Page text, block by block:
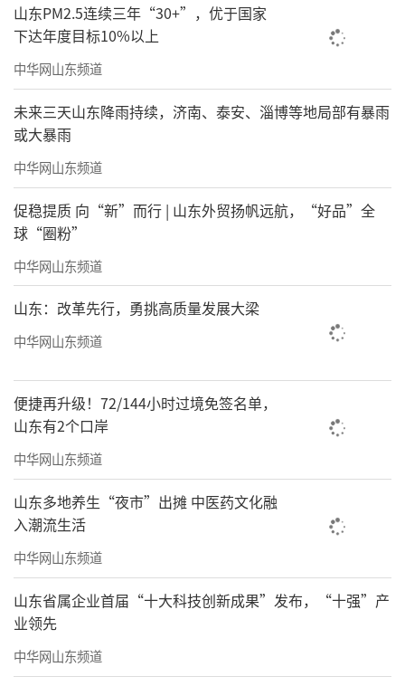
截至2026年5月底，山姆在国内一共开了67
家店，其中南方城县有57家，北方城市有10
家。
其实早在前几年，山姆就在吉林长春开过
一家，但因为经营不善关闭了，北方的零售市
场一直没给到山姆闷声发大财的机会，毕竟北
方的消费者比较务实，光是会员费就能劝退很
多人了!
所以山姆在北方可以说没开多少家店，目
前北方的城市，也就是北京、沈阳、大连和天
津，这几个城市加起来就8家，现在加上青岛和
济南，加起来就是10家！
可见，山姆也开始重新“盯”向北方零售
市场了！毕竟，之前的山姆野心一直在“南
方”一线城市。
而且，山姆的野心也从一线城市，如北上
广深下沉到三四线城市，甚至开到了一些县去
了。
山东PM2.5连续三年“30+”，优于国家
下达年度目标10%以上
中华网山东频道
未来三天山东降雨持续，济南、泰安、淄博等地局部有暴雨
或大暴雨
中华网山东频道
促稳提质 向“新”而行 | 山东外贸扬帆远航，“好品”全
球“圈粉”
中华网山东频道
山东：改革先行，勇挑高质量发展大梁
中华网山东频道
便捷再升级！72/144小时过境免签名单，
山东有2个口岸
中华网山东频道
山东多地养生“夜市”出摊 中医药文化融
入潮流生活
中华网山东频道
山东省属企业首届“十大科技创新成果”发布，“十强”产
业领先
中华网山东频道